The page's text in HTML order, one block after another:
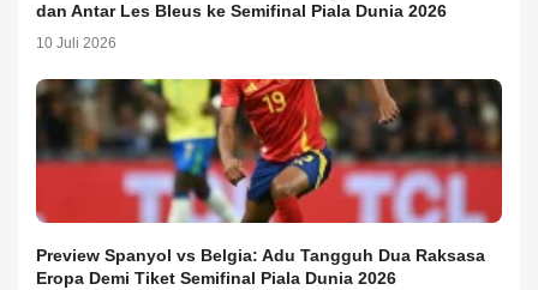
dan Antar Les Bleus ke Semifinal Piala Dunia 2026
10 Juli 2026
Preview Spanyol vs Belgia: Adu Tangguh Dua Raksasa
Eropa Demi Tiket Semifinal Piala Dunia 2026